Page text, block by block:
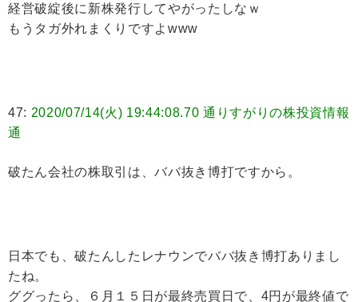
経営破綻後に新株発行してやがったしなｗ
もうタガ外れまくりですよwww
47: 2020/07/14(火) 19:44:08.70 通りすがりの株投資情報
通
破たん会社の株取引は、ババ抜き博打ですから。
日本でも、破たんしたレナウンでババ抜き博打ありまし
たね。
ググったら、６月１５日が最終売買日で、4円が最終値で